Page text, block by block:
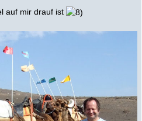
auf mir drauf ist